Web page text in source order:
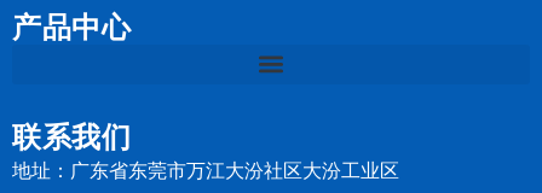
产品中心
联系我们
地址：广东省东莞市万江大汾社区大汾工业区